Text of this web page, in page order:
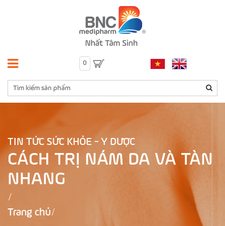
0
TIN TỨC SỨC KHỎE - Y DƯỢC
CÁCH TRỊ NÁM DA VÀ TÀN
NHANG
Trang chủ